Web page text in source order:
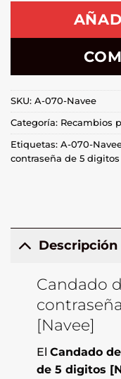
SKU: A-070-Navee
Categoría: Recambios
Etiquetas: A-070-
contraseña de 5 digitos
Descripción
Candado
[Navee]
El Candado
de 5 digitos